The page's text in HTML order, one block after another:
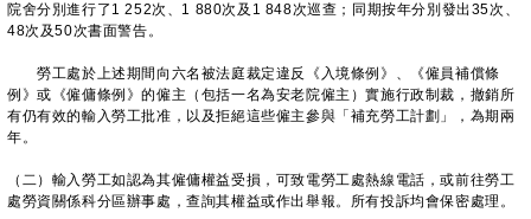
院舍分別進行了1 252次、1 880次及1 848次巡查；同期按年分別發出35次、
48次及50次書面警告。
勞工處於上述期間向六名被法庭裁定違反《入境條例》、《僱員補償條
例》或《僱傭條例》的僱主（包括一名為安老院僱主）實施行政制裁，撤銷所
有仍有效的輸入勞工批准，以及拒絕這些僱主參與「補充勞工計劃」，為期兩
年。
（二）輸入勞工如認為其僱傭權益受損，可致電勞工處熱線電話，或前往勞工
處勞資關係科分區辦事處，查詢其權益或作出舉報。所有投訴均會保密處理。